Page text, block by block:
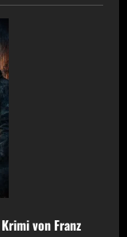
von Franz